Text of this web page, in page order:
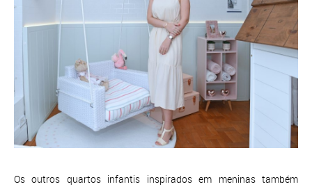
Os outros quartos infantis inspirados em meninas também